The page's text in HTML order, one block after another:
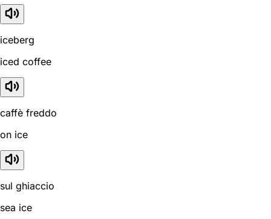
iceberg
iced coffee
caffè freddo
on ice
sul ghiaccio
sea ice